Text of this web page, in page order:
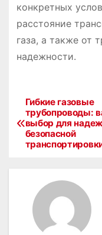
конкретных
расстояние
газа, а также от
надежности.
Н
а
Гибкие газовые
трубопроводы:
выбор для
безопасной